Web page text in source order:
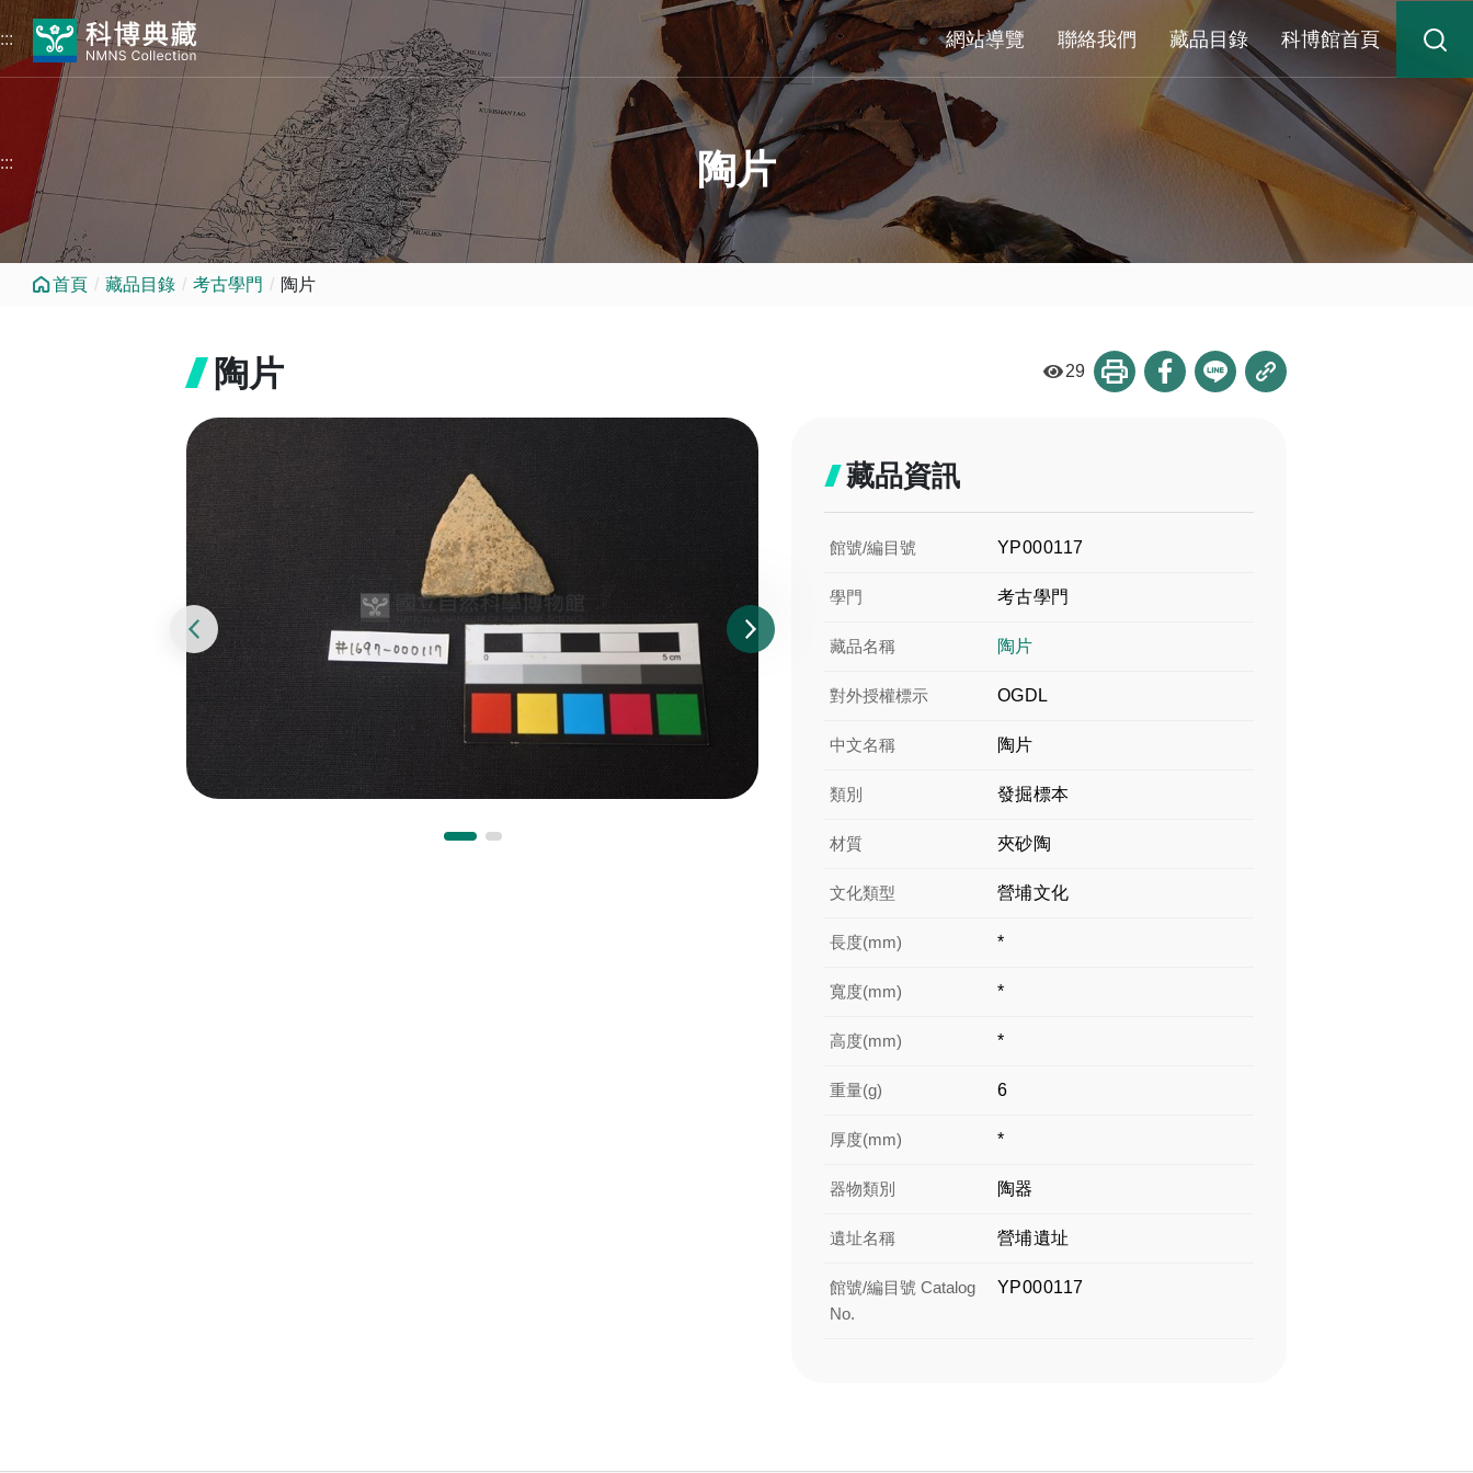
跳到中央內容區塊
:::
網站導覽 聯絡我們 藏品目錄 科博館首頁
陶片
:::
首頁 藏品目錄 考古學門 陶片
陶片 29
藏品資訊
館號/編目號 YP000117
學門 考古學門
藏品名稱 陶片
對外授權標示 OGDL
中文名稱 陶片
類別 發掘標本
材質 夾砂陶
文化類型 營埔文化
長度(mm) *
寬度(mm) *
高度(mm) *
重量(g) 6
厚度(mm) *
器物類別 陶器
遺址名稱 營埔遺址
館號/編目號 Catalog
No.
YP000117